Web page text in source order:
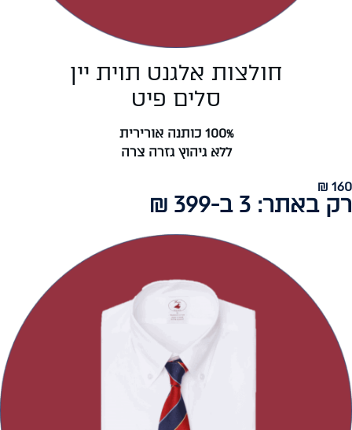
חולצות אלגנט תוית יין
סלים פיט
100% כותנה אורירית
ללא גיהוץ גזרה צרה
160 ₪
רק באתר: 3 ב-399 ₪